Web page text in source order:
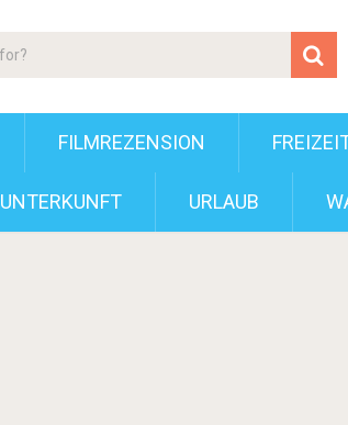
FILMREZENSION
UNTERKUNFT URLAUB